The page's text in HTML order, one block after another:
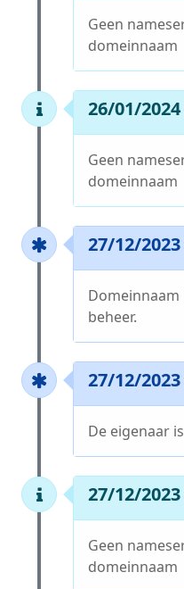
Geen
domeinnaam
26/01/2024
Geen
domeinnaam
27/12/2023
beheer.
27/12/2023
De eigenaar is
27/12/2023
Geen
domeinnaam